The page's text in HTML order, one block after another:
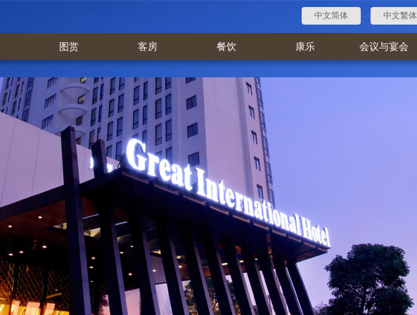
中文简体 中文繁体
图赏 客房 餐饮 康乐 会议与宴会